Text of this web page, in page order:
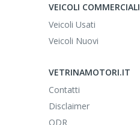
VEICOLI COMMERCIALI
Veicoli Usati
Veicoli Nuovi
VETRINAMOTORI.IT
Contatti
Disclaimer
ODR